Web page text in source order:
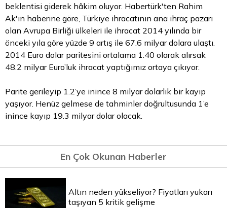
beklentisi giderek hâkim oluyor. Habertürk'ten Rahim
Ak'ın haberine göre, Türkiye ihracatının ana ihraç pazarı
olan Avrupa Birliği ülkeleri ile ihracat 2014 yılında bir
önceki yıla göre yüzde 9 artış ile 67.6 milyar dolara ulaştı.
2014 Euro dolar paritesini ortalama 1.40 olarak alırsak
48.2 milyar Euro’luk ihracat yaptığımız ortaya çıkıyor.
Parite gerileyip 1.2’ye inince 8 milyar dolarlık bir kayıp
yaşıyor. Henüz gelmese de tahminler doğrultusunda 1’e
inince kayıp 19.3 milyar dolar olacak.
En Çok Okunan Haberler
Altın neden yükseliyor? Fiyatları yukarı
taşıyan 5 kritik gelişme